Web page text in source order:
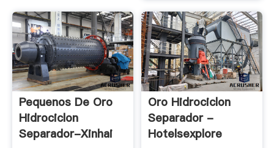
Pequenos De Oro
Hidrociclon
Separador-Xinhai
Oro Hidrociclon
Separador -
Hotelsexplore